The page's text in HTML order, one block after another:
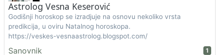
Astrolog Vesna Keserović
Godišnji horoskop se izradjuje na osnovu nekoliko vrsta
predikcija, u oviru Natalnog horoskopa.
https://veskes-vesnaastrolog.blogspot.com/
Sanovnik 1